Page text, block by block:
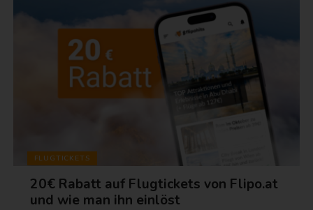
FLUGTICKETS
20€ Rabatt auf Flugtickets von Flipo.at
und wie man ihn einlöst